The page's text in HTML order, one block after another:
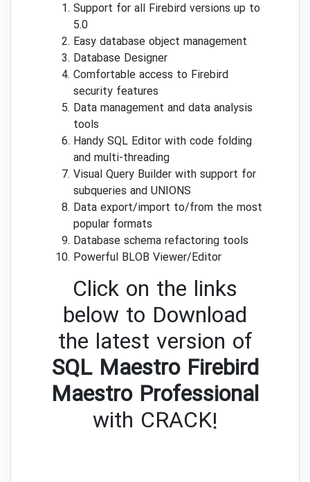
Support for all Firebird versions up to
5.0
Easy database object management
Database Designer
Comfortable access to Firebird
security features
Data management and data analysis
tools
Handy SQL Editor with code folding
and multi-threading
Visual Query Builder with support for
subqueries and UNIONS
Data export/import to/from the most
popular formats
Database schema refactoring tools
Powerful BLOB Viewer/Editor
Click on the links
below to Download
the latest version of
SQL Maestro Firebird
Maestro Professional
with CRACK!